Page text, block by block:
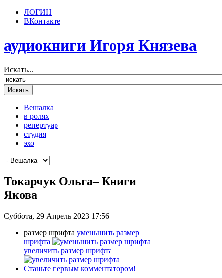
ЛОГИН
ВКонтакте
аудиокниги Игоря Князева
Искать...
Вешалка
в ролях
репертуар
студия
эхо
Токарчук Ольга– Книги
Якова
Суббота, 29 Апрель 2023 17:56
размер шрифта уменьшить размер
шрифта
увеличить размер шрифта
Станьте первым комментатором!